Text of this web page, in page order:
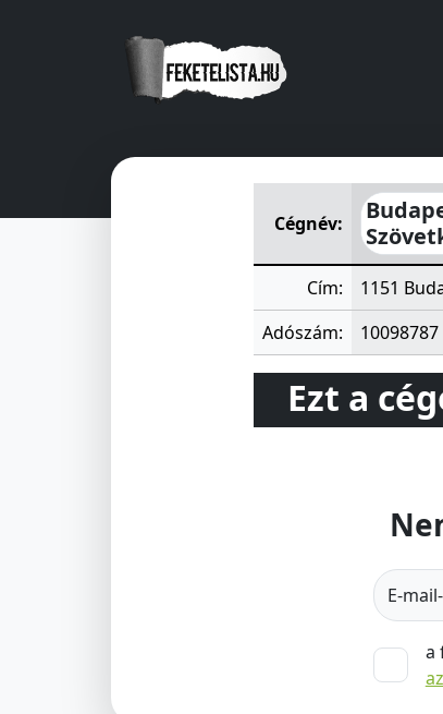
Budapest XV.
Cégnév:
Cím:
1151
Adószám:
10098787
Ezt a
E-
a